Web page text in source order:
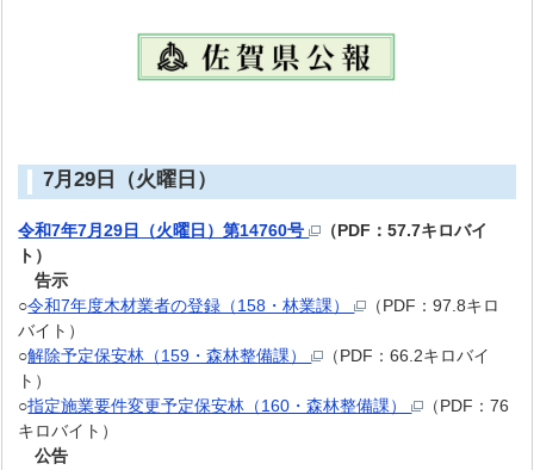
7月29日（火曜日）
令和7年7月29日（火曜日）第14760号
（PDF：57.7キロバイ
ト）
告示
○令和7年度木材業者の登録（158・林業課）
（PDF：97.8キロ
バイト）
○解除予定保安林（159・森林整備課）
（PDF：66.2キロバイ
ト）
○指定施業要件変更予定保安林（160・森林整備課）
（PDF：76
キロバイト）
公告